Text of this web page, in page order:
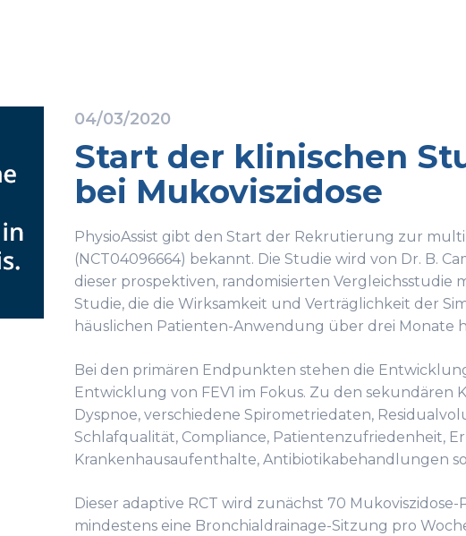
04/03/2020
Start der klinischen
bei Mukoviszidose
PhysioAssist gibt den Start der Rekrutierung zur
(NCT04096664) bekannt. Die Studie wird von Dr. B.
dieser prospektiven, randomisierten Vergleichsstudie
Studie, die die Wirksamkeit und Verträglichkeit der
häuslichen Patienten-Anwendung über drei Monate
Bei den primären Endpunkten stehen die
Entwicklung von FEV1 im Fokus. Zu den
Dyspnoe, verschiedene Spirometriedaten,
Schlafqualität, Compliance, Patientenzufriedenheit,
Krankenhausaufenthalte, Antibiotikabehandlungen
Dieser adaptive RCT wird zunächst 70
mindestens eine Bronchialdrainage-Sitzung pro